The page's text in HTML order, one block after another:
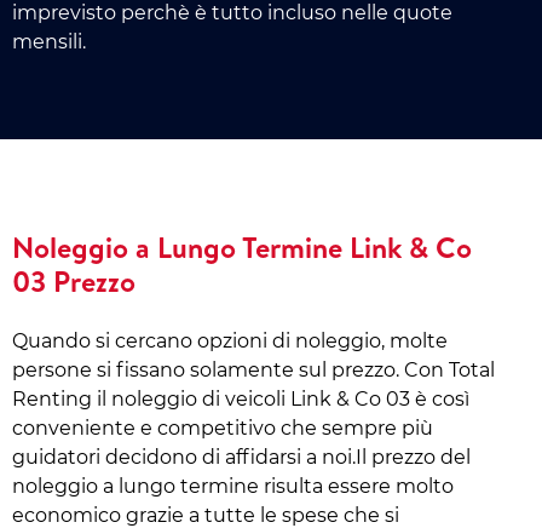
imprevisto perchè è tutto incluso nelle quote
mensili.
Noleggio a Lungo Termine Link & Co
03 Prezzo
Quando si cercano opzioni di noleggio, molte
persone si fissano solamente sul prezzo. Con Total
Renting il noleggio di veicoli Link & Co 03 è così
conveniente e competitivo che sempre più
guidatori decidono di affidarsi a noi.Il prezzo del
noleggio a lungo termine risulta essere molto
economico grazie a tutte le spese che si